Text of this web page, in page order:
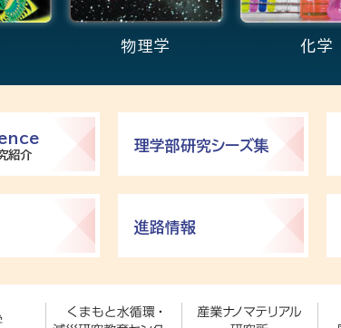
物理学 化学
紹介
理学部研究シーズ集
進路情報